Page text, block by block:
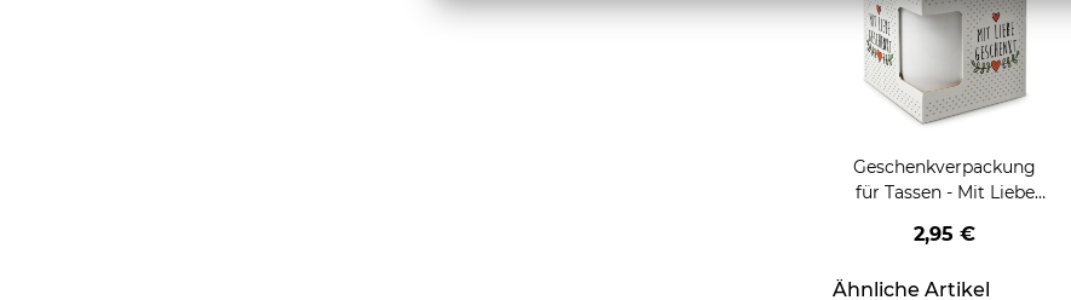
Geschenkverpackung
für Tassen - Mit Liebe
2,95 €
Ähnliche Artikel